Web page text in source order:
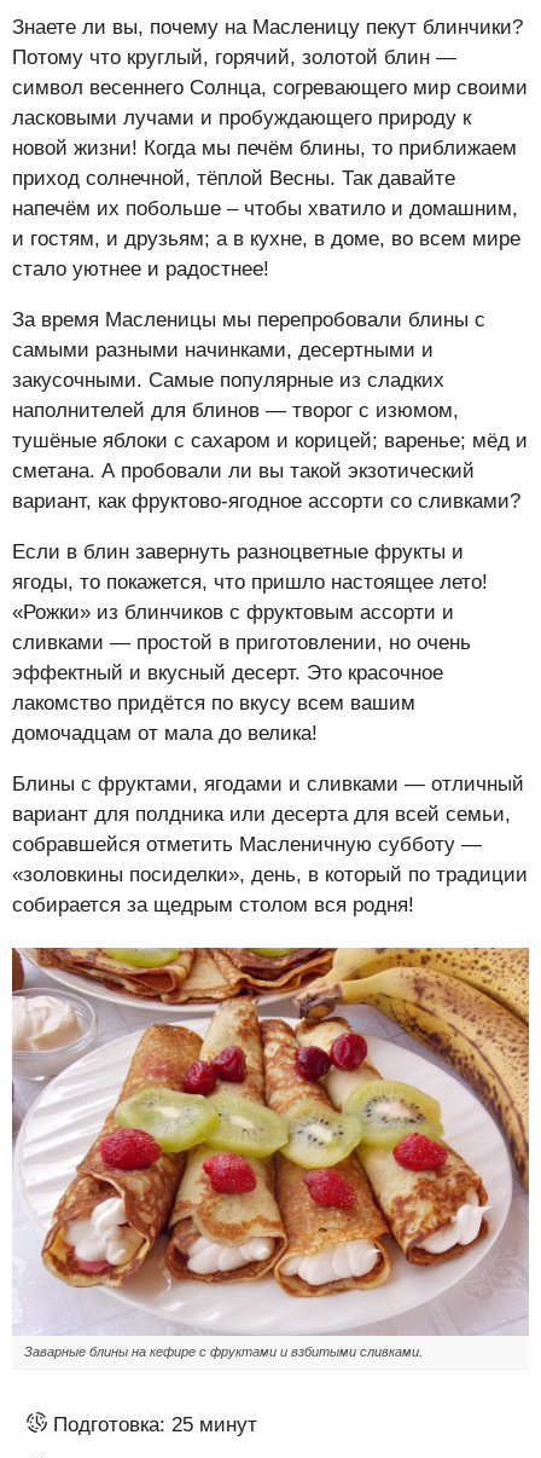
Знаете ли вы, почему на Масленицу пекут блинчики?
Потому что круглый, горячий, золотой блин —
символ весеннего Солнца, согревающего мир своими
ласковыми лучами и пробуждающего природу к
новой жизни! Когда мы печём блины, то приближаем
приход солнечной, тёплой Весны. Так давайте
напечём их побольше – чтобы хватило и домашним,
и гостям, и друзьям; а в кухне, в доме, во всем мире
стало уютнее и радостнее!
За время Масленицы мы перепробовали блины с
самыми разными начинками, десертными и
закусочными. Самые популярные из сладких
наполнителей для блинов — творог с изюмом,
тушёные яблоки с сахаром и корицей; варенье; мёд и
сметана. А пробовали ли вы такой экзотический
вариант, как фруктово-ягодное ассорти со сливками?
Если в блин завернуть разноцветные фрукты и
ягоды, то покажется, что пришло настоящее лето!
«Рожки» из блинчиков с фруктовым ассорти и
сливками — простой в приготовлении, но очень
эффектный и вкусный десерт. Это красочное
лакомство придётся по вкусу всем вашим
домочадцам от мала до велика!
Блины с фруктами, ягодами и сливками — отличный
вариант для полдника или десерта для всей семьи,
собравшейся отметить Масленичную субботу —
«золовкины посиделки», день, в который по традиции
собирается за щедрым столом вся родня!
Заварные блины на кефире с фруктами и взбитыми сливками.
Подготовка: 25 минут